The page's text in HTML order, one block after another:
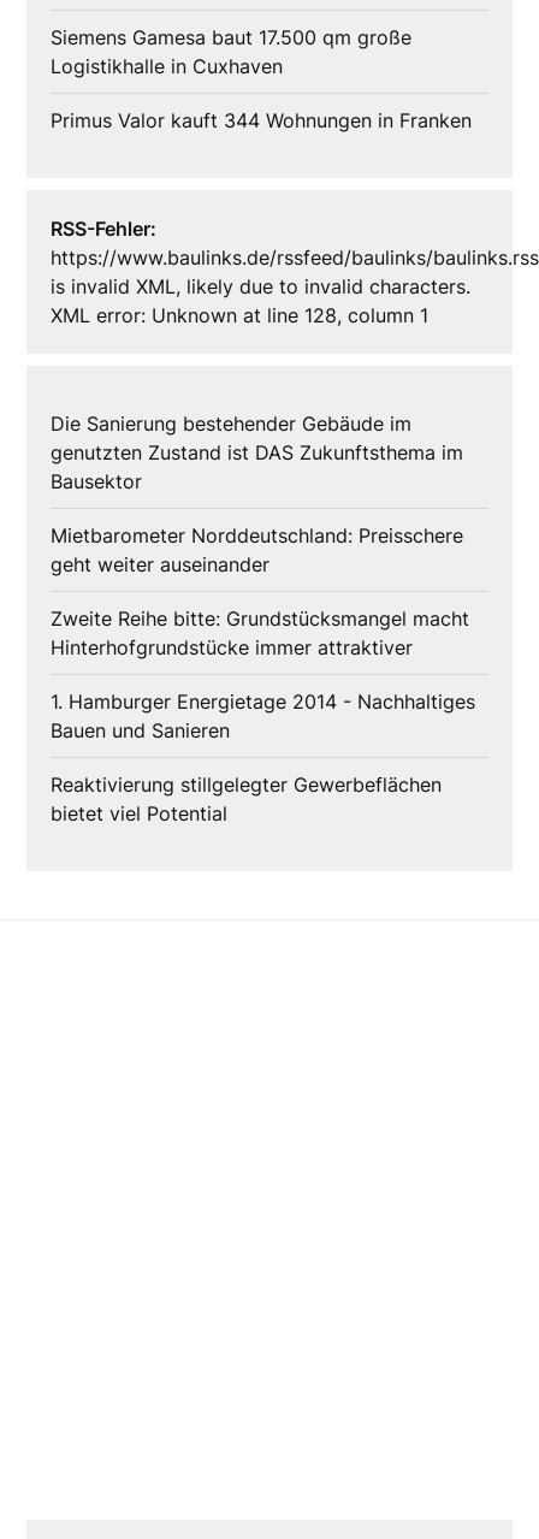
Siemens Gamesa baut 17.500 qm große
Logistikhalle in Cuxhaven
Primus Valor kauft 344 Wohnungen in Franken
RSS-Fehler:
https://www.baulinks.de/rssfeed/baulinks/baulinks.rss
is invalid XML, likely due to invalid characters.
XML error: Unknown at line 128, column 1
Die Sanierung bestehender Gebäude im
genutzten Zustand ist DAS Zukunftsthema im
Bausektor
Mietbarometer Norddeutschland: Preisschere
geht weiter auseinander
Zweite Reihe bitte: Grundstücksmangel macht
Hinterhofgrundstücke immer attraktiver
1. Hamburger Energietage 2014 - Nachhaltiges
Bauen und Sanieren
Reaktivierung stillgelegter Gewerbeflächen
bietet viel Potential